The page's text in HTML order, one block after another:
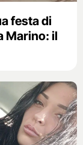
festa di
Marino: il